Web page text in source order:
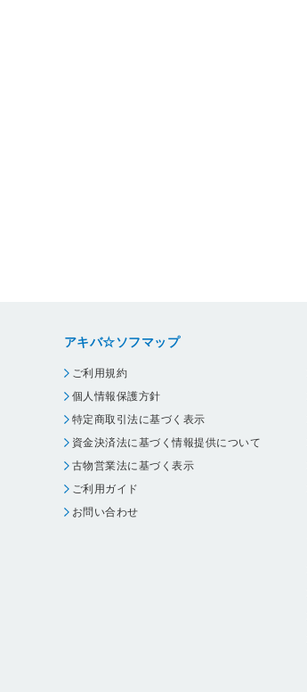
アキバ☆ソフマップ
ご利用規約
個人情報保護方針
特定商取引法に基づく表示
資金決済法に基づく情報提供について
古物営業法に基づく表示
ご利用ガイド
お問い合わせ